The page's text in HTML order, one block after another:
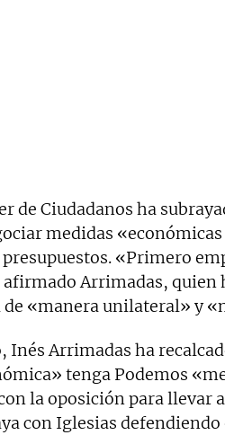
de Ciudadanos ha
medidas
«Primero
Arrimadas, quien
de «manera unilateral» y
Inés Arrimadas ha
tenga Podemos
la oposición para llevar
con Iglesias